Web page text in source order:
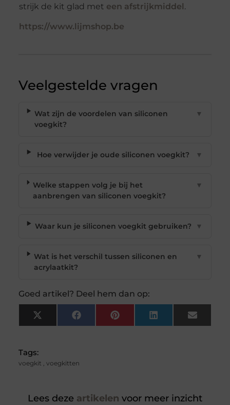
strijk de kit glad met een afstrijkmiddel.
https://www.lijmshop.be
Veelgestelde vragen
Wat zijn de voordelen van siliconen
voegkit?
▼
Hoe verwijder je oude siliconen voegkit? ▼
Welke stappen volg je bij het
aanbrengen van siliconen voegkit?
▼
Waar kun je siliconen voegkit gebruiken? ▼
Wat is het verschil tussen siliconen en
acrylaatkit?
▼
Goed artikel? Deel hem dan op:
X
(Twitter)
FacebookPinterest LinkedIn Email
Tags:
voegkit , voegkitten
Lees deze artikelen voor meer inzicht